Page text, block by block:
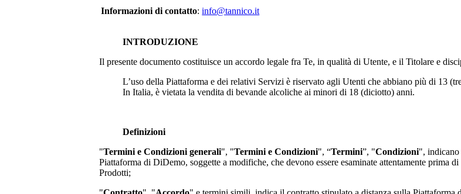
Informazioni di contatto:info@tannico.it
INTRODUZIONE
Il presente documento costituisce un accordo legale fra Te, in qualità di Utente, e il Titolare e
L’uso della Piattaforma e dei relativi Servizi è riservato agli Utenti che abbiano più di 13
In Italia, è vietata la vendita di bevande alcoliche ai minori di 18 (diciotto) anni.
Definizioni
"Termini e Condizioni generali", "Termini e Condizioni", “Termini”, "Condizioni", indicano
Piattaforma diDiDemo, soggette a modifiche, che devono essere esaminate attentamente prima
Prodotti;